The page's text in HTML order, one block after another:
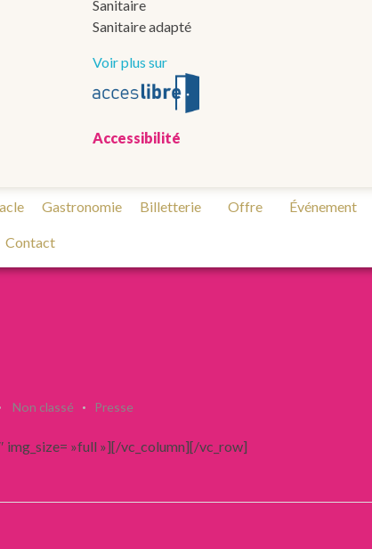
Sanitaire
Sanitaire adapté
Voir plus sur
Accessibilité
Gastronomie Billetterie Offre Événement
Contact
Non classé Presse
img_size= »full »][/vc_column][/vc_row]